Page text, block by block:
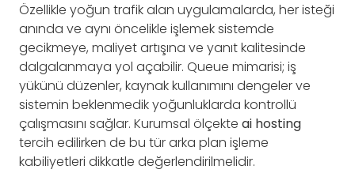
Özellikle yoğun trafik alan uygulamalarda, her isteği
anında ve aynı öncelikle işlemek sistemde
gecikmeye, maliyet artışına ve yanıt kalitesinde
dalgalanmaya yol açabilir. Queue mimarisi; iş
yükünü düzenler, kaynak kullanımını dengeler ve
sistemin beklenmedik yoğunluklarda kontrollü
çalışmasını sağlar. Kurumsal ölçekte ai hosting
tercih edilirken de bu tür arka plan işleme
kabiliyetleri dikkatle değerlendirilmelidir.